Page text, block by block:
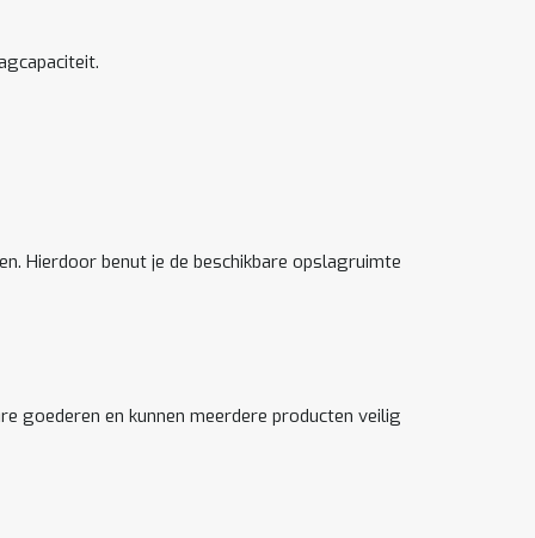
Hierdoor benut je de beschikbare opslagruimte
goederen en kunnen meerdere producten veilig